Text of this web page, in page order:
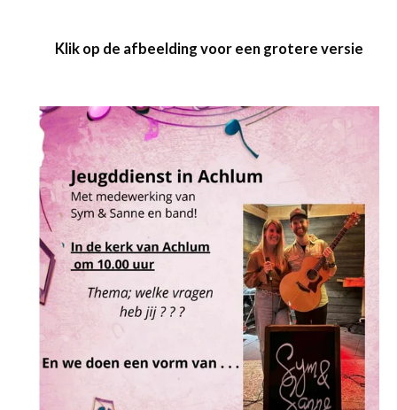
Klik op de afbeelding voor een grotere versie